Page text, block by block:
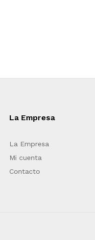
La Empresa
La Empresa
Mi cuenta
Contacto